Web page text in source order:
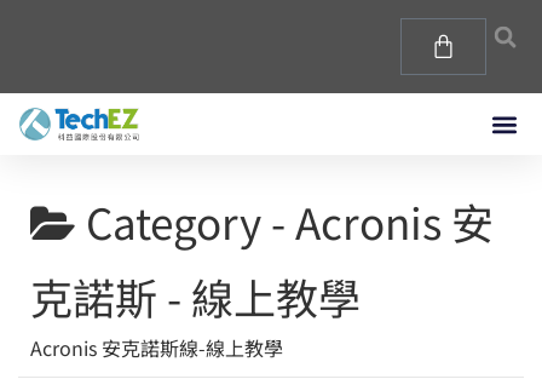
Category -Acronis 安
克諾斯 - 線上教學
Acronis 安克諾斯線-線上教學